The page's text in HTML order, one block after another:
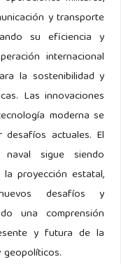
y transporte
su eficiencia y
internacional
la sostenibilidad y
Las innovaciones
moderna se
actuales. El
sigue siendo
proyección estatal,
desafíos y
una comprensión
y futura de la